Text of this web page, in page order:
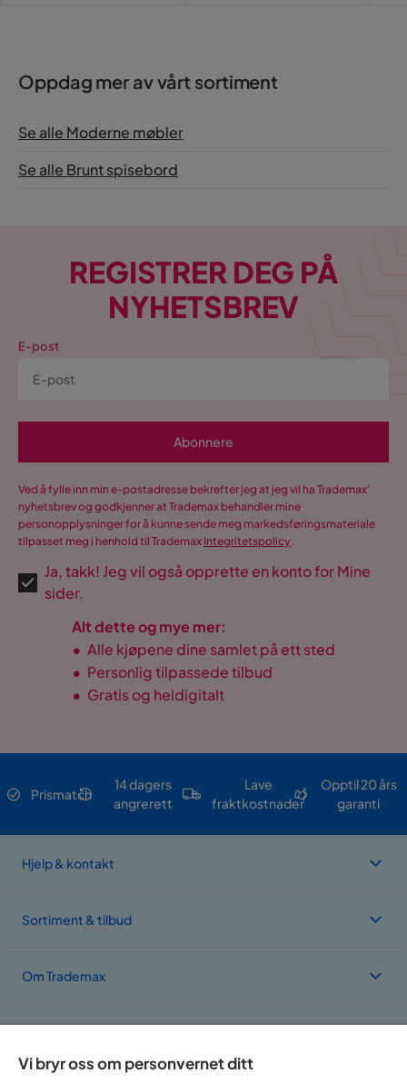
Oppdag mer av vårt sortiment
Se alle Moderne møbler
Se alle Brunt spisebord
REGISTRER DEG PÅ
NYHETSBREV
E-post
Abonnere
Ved å fylle inn min e-postadresse bekrefter jeg at jeg vil ha Trademax’
nyhetsbrev og godkjenner at Trademax behandler mine
personopplysninger for å kunne sende meg markedsføringsmateriale
tilpasset meg i henhold til Trademax Integritetspolicy.
Ja, takk! Jeg vil også opprette en konto for Mine
sider.
Alt dette og mye mer:
• Alle kjøpene dine samlet på ett sted
• Personlig tilpassede tilbud
• Gratis og heldigitalt
Prismatch
14 dagers
angrerett
Lave
fraktkostnader
Opptil 20 års
garanti
Hjelp & kontakt
Sortiment & tilbud
Om Trademax
Vi bryr oss om personvernet ditt